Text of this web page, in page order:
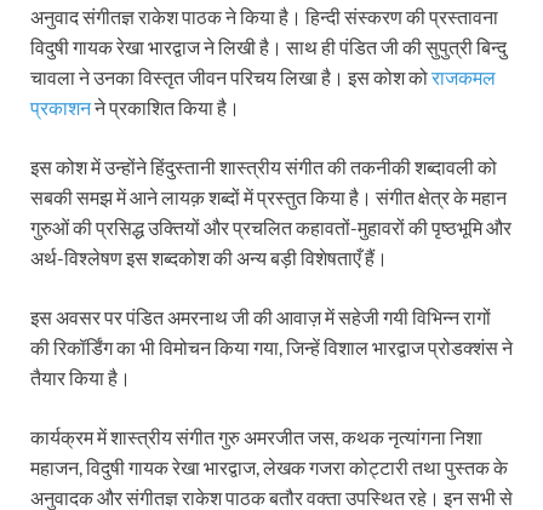
अनुवाद संगीतज्ञ राकेश पाठक ने किया है। हिन्दी संस्करण की प्रस्तावना
विदुषी गायक रेखा भारद्वाज ने लिखी है। साथ ही पंडित जी की सुपुत्री बिन्दु
चावला ने उनका विस्तृत जीवन परिचय लिखा है। इस कोश कोराजकमल
प्रकाशनने प्रकाशित किया है।
इस कोश में उन्होंने हिंदुस्तानी शास्त्रीय संगीत की तकनीकी शब्दावली को
सबकी समझ में आने लायक़ शब्दों में प्रस्तुत किया है। संगीत क्षेत्र के महान
गुरुओं की प्रसिद्ध उक्तियों और प्रचलित कहावतों-मुहावरों की पृष्ठभूमि और
अर्थ-विश्लेषण इस शब्दकोश की अन्य बड़ी विशेषताएँ हैं।
इस अवसर पर पंडित अमरनाथ जी की आवाज़ में सहेजी गयी विभिन्न रागों
की रिकॉर्डिंग का भी विमोचन किया गया, जिन्हें विशाल भारद्वाज प्रोडक्शंस ने
तैयार किया है।
कार्यक्रम में शास्त्रीय संगीत गुरु अमरजीत जस, कथक नृत्यांगना निशा
महाजन, विदुषी गायक रेखा भारद्वाज, लेखक गजरा कोट्टारी तथा पुस्तक के
अनुवादक और संगीतज्ञ राकेश पाठक बतौर वक्ता उपस्थित रहे। इन सभी से